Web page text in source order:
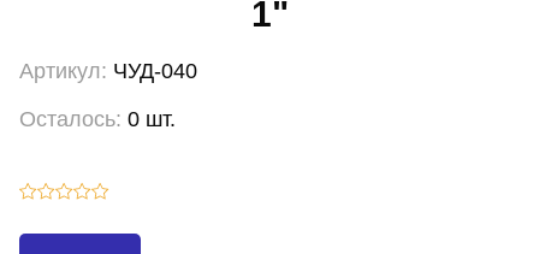
1"
Артикул: ЧУД-040
Осталось: 0 шт.